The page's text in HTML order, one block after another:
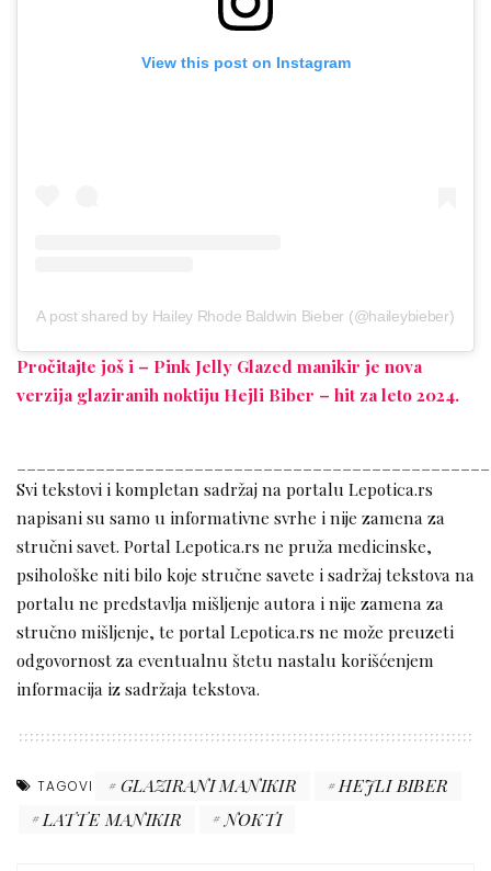
View this post on Instagram
A post shared by Hailey Rhode Baldwin Bieber (@haileybieber)
Pročitajte još i – Pink Jelly Glazed manikir je nova
verzija glaziranih noktiju Hejli Biber – hit za leto 2024.
Svi tekstovi i kompletan sadržaj na portalu Lepotica.rs
napisani su samo u informativne svrhe i nije zamena za
stručni savet. Portal Lepotica.rs ne pruža medicinske,
psihološke niti bilo koje stručne savete i sadržaj tekstova na
portalu ne predstavlja mišljenje autora i nije zamena za
stručno mišljenje, te portal Lepotica.rs ne može preuzeti
odgovornost za eventualnu štetu nastalu korišćenjem
informacija iz sadržaja tekstova.
TAGOVI GLAZIRANI MANIKIR
HEJLI BIBER
LATTE MANIKIR
NOKTI